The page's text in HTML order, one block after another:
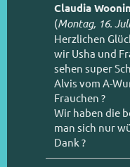
Claudia
(Montag, 16.
Herzlichen
wir Usha und
sehen super
Alvis vom A-
Frauchen ?
Wir haben die
man sich nur
Dank ?